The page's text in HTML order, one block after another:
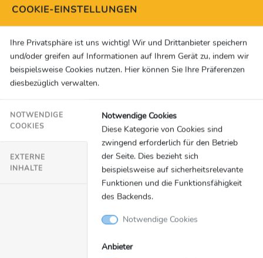
Ab 13.30 Uhr: Update: Die Mannschaft, Tag 2
Ab 20.20 Uhr: Belgien - Russland
Sonntag, 13.06.2021
Ab 14.00 Uhr: England – Kroatien
Ab 17.20 Uhr: Österreich – Nordmazedonien
Ab 20.20 Uhr: Niederlande - Ukraine
Montag, 14.06.2021
Ab 13.30 Uhr: Update: Die Mannschaft, Tag 4
Ab 17.20 Uhr: Polen - Slowakei
Ab 20.20 Uhr: Spanien - Schweden
COOKIE-EINSTELLUNGEN
Ihre Privatsphäre ist uns wichtig! Wir und Drittanbieter speichern
und/oder greifen auf Informationen auf Ihrem Gerät zu, indem wir
beispielsweise Cookies nutzen. Hier können Sie Ihre Präferenzen
diesbezüglich verwalten.
NOTWENDIGE
COOKIES
EXTERNE
INHALTE
Notwendige Cookies
Diese Kategorie von Cookies sind
zwingend erforderlich für den Betrieb
der Seite. Dies bezieht sich
beispielsweise auf sicherheitsrelevante
Funktionen und die Funktionsfähigkeit
des Backends.
Notwendige Cookies
Anbieter